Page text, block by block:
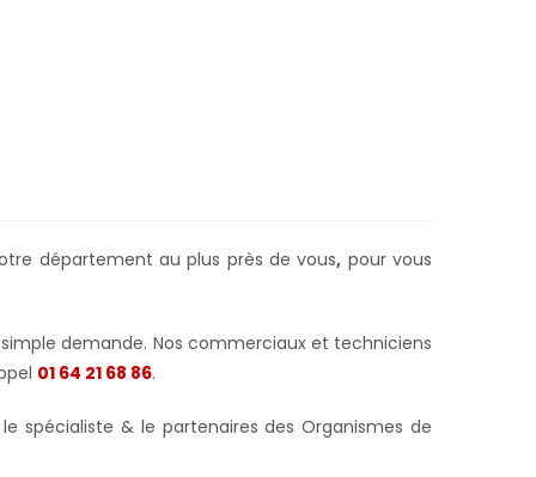
département au plus près de vous, pour vous
demande. Nos commerciaux et techniciens
01 64 21 68 86.
spécialiste & le partenaires des Organismes de